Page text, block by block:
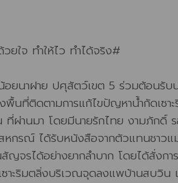
ใจ ทำให้ไว ทำได้จริง#
นาฝาย ปศุสัตว์เขต 5 ร่วมต้อนรับ
พื้นที่ติดตามการแก้ไขปัญหาน้ำกัดเซ
ที่ผ่านมา โดยมีนายรักไทย งามภัก
หกรณ์ ได้รับหนังสือจากตัวแทนชาว
ญจรได้อย่างยากลำบาก โดยได้สั่ง
าะริมตลิ่งบริเวณจุดลงแพบ้านสบวิน